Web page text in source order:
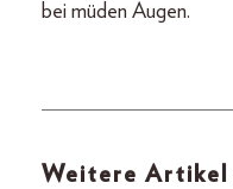
bei müden Augen.
Weitere Artikel